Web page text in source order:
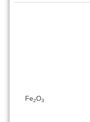
Fe2O3